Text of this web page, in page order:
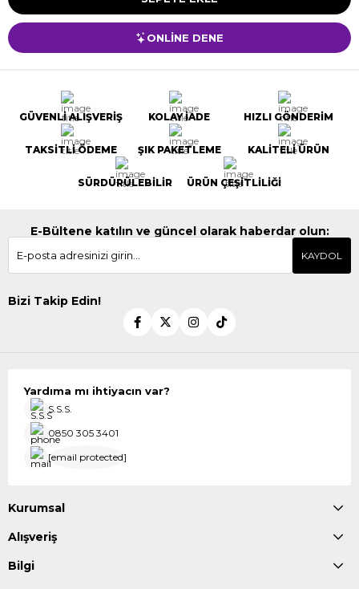
ONLİNE DENE
GÜVENLİ ALIŞVERİŞ KOLAY İADE HIZLI GÖNDERİM
TAKSİTLİ ÖDEME ŞIK PAKETLEME KALİTELİ ÜRÜN
SÜRDÜRÜLEBİLİR ÜRÜN ÇEŞİTLİLİĞİ
E-Bültene katılın ve güncel olarak haberdar olun:
KAYDOL
Bizi Takip Edin!
Yardıma mı ihtiyacın var?
S.S.S.
0850 305 3401
[email protected]
Kurumsal
Alışveriş
Bilgi